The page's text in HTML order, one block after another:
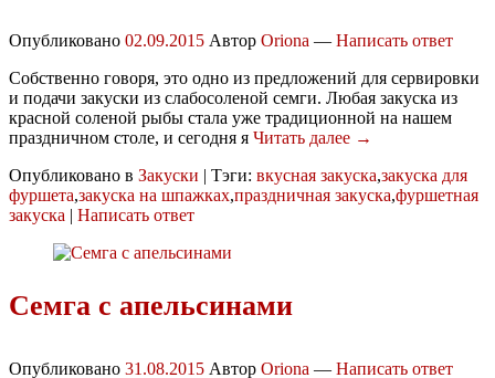
Опубликовано 02.09.2015 Автор Oriona — Написать ответ
Собственно говоря, это одно из предложений для сервировки
и подачи закуски из слабосоленой семги. Любая закуска из
красной соленой рыбы стала уже традиционной на нашем
праздничном столе, и сегодня я Читать далее →
Опубликовано в Закуски | Тэги: вкусная закуска,закуска для
фуршета,закуска на шпажках,праздничная закуска,фуршетная
закуска | Написать ответ
Семга с апельсинами
Опубликовано 31.08.2015 Автор Oriona — Написать ответ